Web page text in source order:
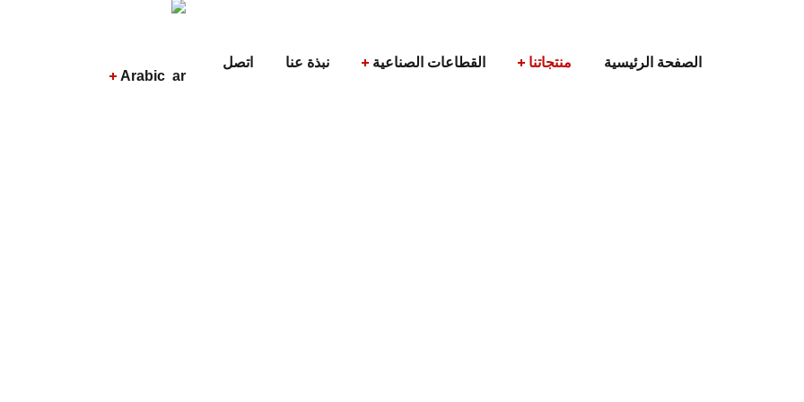
الصفحة الرئيسية منتجاتنا القطاعات الصناعية نبذة عنا
اتصل
Arabic